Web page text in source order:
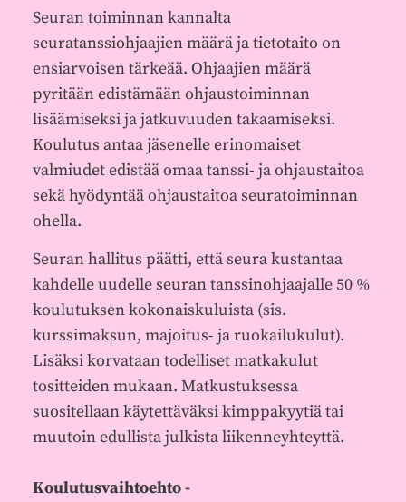
Seuran toiminnan kannalta
seuratanssiohjaajien määrä ja tietotaito on
ensiarvoisen tärkeää. Ohjaajien määrä
pyritään edistämään ohjaustoiminnan
lisäämiseksi ja jatkuvuuden takaamiseksi.
Koulutus antaa jäsenelle erinomaiset
valmiudet edistää omaa tanssi- ja ohjaustaitoa
sekä hyödyntää ohjaustaitoa seuratoiminnan
ohella.
Seuran hallitus päätti, että seura kustantaa
kahdelle uudelle seuran tanssinohjaajalle 50 %
koulutuksen kokonaiskuluista (sis.
kurssimaksun, majoitus- ja ruokailukulut).
Lisäksi korvataan todelliset matkakulut
tositteiden mukaan. Matkustuksessa
suositellaan käytettäväksi kimppakyytiä tai
muutoin edullista julkista liikenneyhteyttä.
Koulutusvaihtoehto -